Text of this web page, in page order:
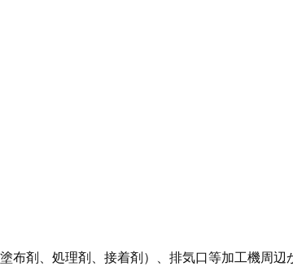
布剤、処理剤、接着剤）、排気口等加工機周辺